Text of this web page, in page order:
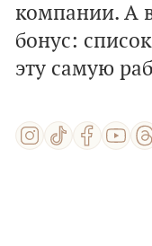
компании. А
бонус:
эту самую